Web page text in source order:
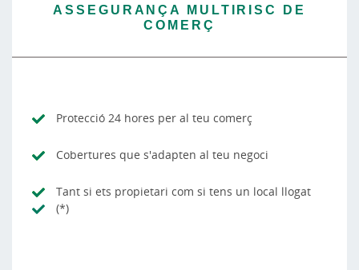
ASSEGURANÇA MULTIRISC DE
COMERÇ
Protecció 24 hores per al teu comerç
Cobertures que s'adapten al teu negoci
Tant si ets propietari com si tens un local llogat
(*)